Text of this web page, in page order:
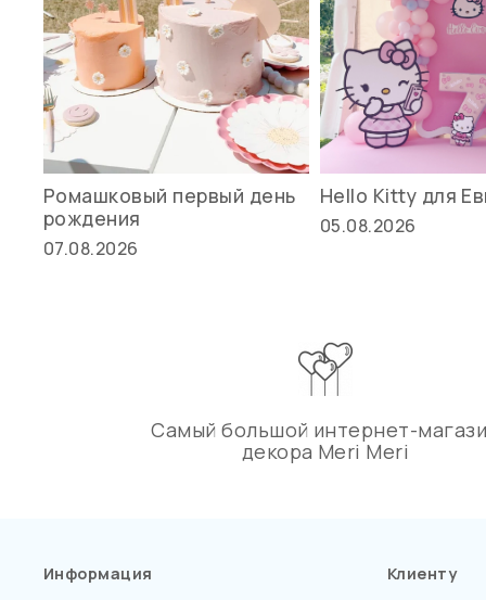
Ромашковый первый день
рождения
07.08.2026
Hello Kitty для
05.08.2026
Самый большой интернет-
декора Meri Meri
Информация Клиенту